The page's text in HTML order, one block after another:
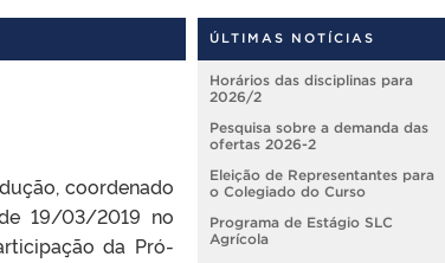
coordenado
19/03/2019 no
da Pró-
ÚLTIMAS NOTÍCIAS
Horários das disciplinas para
2026/2
Pesquisa sobre a demanda das
ofertas 2026-2
Eleição de Representantes para
o Colegiado do Curso
Programa de Estágio SLC
Agrícola